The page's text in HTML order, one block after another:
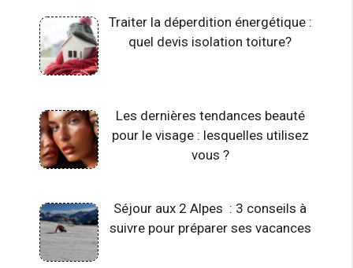
Traiter la déperdition énergétique :
quel devis isolation toiture?
Les dernières tendances beauté
pour le visage : lesquelles utilisez
vous ?
Séjour aux 2 Alpes : 3 conseils à
suivre pour préparer ses vacances